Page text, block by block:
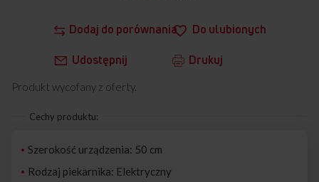
Dodaj do porównania Do ulubionych
Udostępnij Drukuj
Produkt wycofany z oferty.
Cechy produktu:
Szerokość urządzenia: 50 cm
Rodzaj piekarnika: Elektryczny